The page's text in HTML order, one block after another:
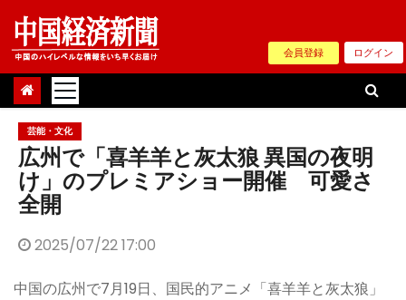
Skip
content
会員登録 ログイン
芸能・文化
広州で「喜羊羊と灰太狼 異国の夜明
け」のプレミアショー開催 可愛さ
全開
2025/07/22 17:00
中国の広州で7月19日、国民的アニメ「喜羊羊と灰太狼」